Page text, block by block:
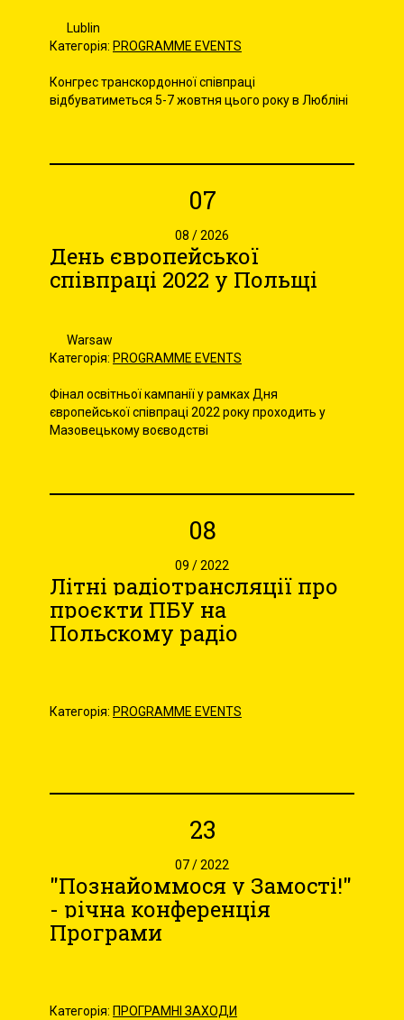
Lublin
Категорія: PROGRAMME EVENTS
Конгрес транскордонної співпраці
відбуватиметься 5-7 жовтня цього року в Любліні
07
08 / 2026
День європейської
співпраці 2022 у Польщі
Warsaw
Категорія: PROGRAMME EVENTS
Фінал освітньої кампанії у рамках Дня
європейської співпраці 2022 року проходить у
Мазовецькому воєводстві
08
09 / 2022
Літні радіотрансляції про
проєкти ПБУ на
Польскому радіо
Категорія: PROGRAMME EVENTS
23
07 / 2022
"Познайоммося у Замості!"
- річна конференція
Програми
Категорія: ПРОГРАМНІ ЗАХОДИ